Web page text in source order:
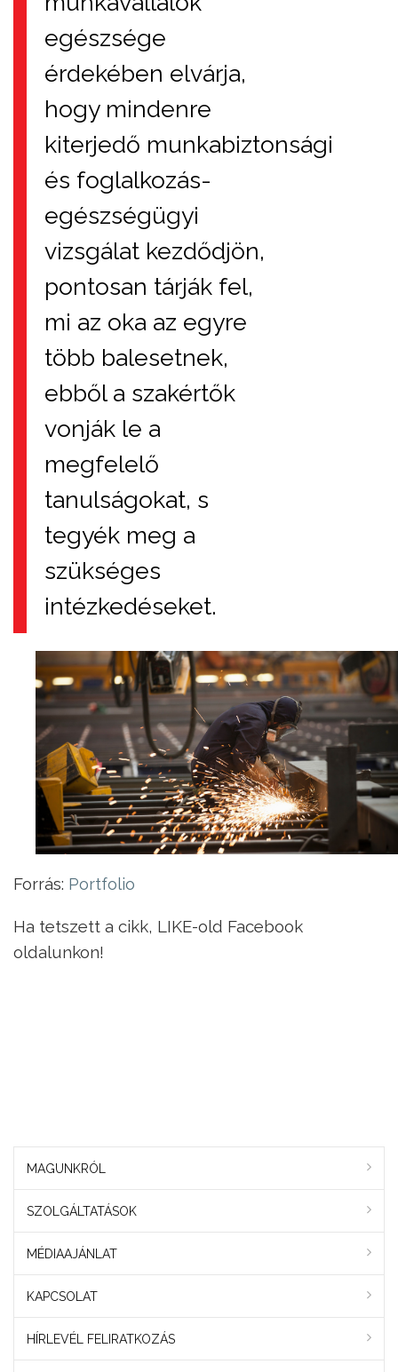
egészsége
érdekében elvárja,
hogy mindenre
kiterjedő munkabiztonsági
és foglalkozás-
egészségügyi
vizsgálat kezdődjön,
pontosan tárják fel,
mi az oka az egyre
több balesetnek,
ebből a szakértők
vonják le a
megfelelő
tanulságokat, s
tegyék meg a
szükséges
intézkedéseket.
Forrás: Portfolio
Ha tetszett a cikk, LIKE-old Facebook
oldalunkon!
MAGUNKRÓL
SZOLGÁLTATÁSOK
MÉDIAAJÁNLAT
KAPCSOLAT
HÍRLEVÉL FELIRATKOZÁS